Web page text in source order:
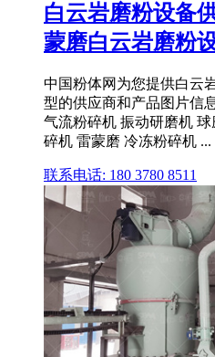
白云岩磨粉设备
蒙磨白云岩磨粉
中国粉体网为您提供白云
型的供应商和产品图片信
气流粉碎机 振动研磨机
碎机 雷蒙磨 冷冻粉碎机 ...
联系电话: 180 3780 8511